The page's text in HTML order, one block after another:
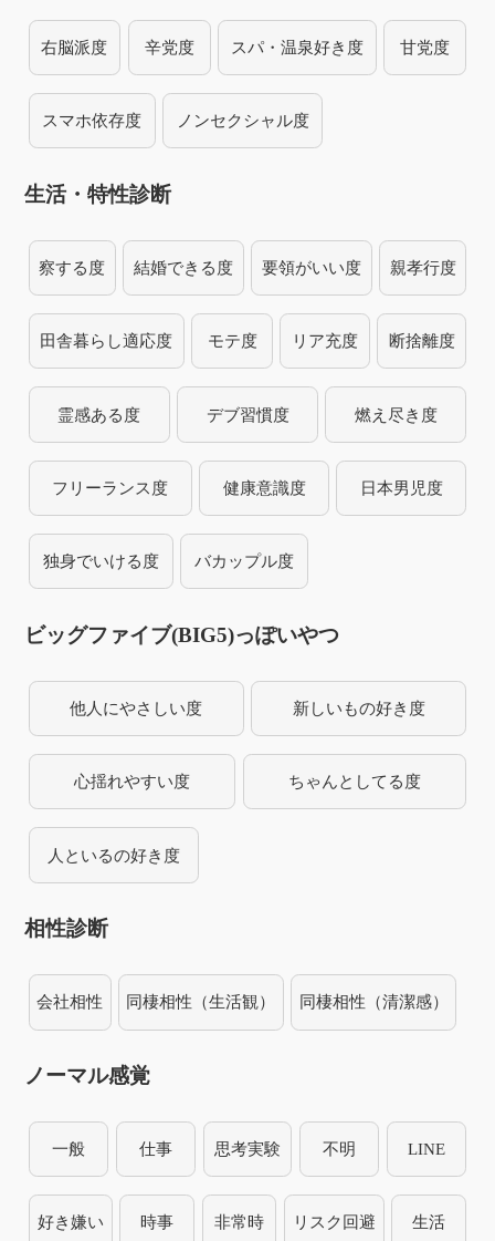
右脳派度 辛党度 スパ・温泉好き度 甘党度
スマホ依存度 ノンセクシャル度
生活・特性診断
察する度 結婚できる度 要領がいい度 親孝行度
田舎暮らし適応度 モテ度 リア充度 断捨離度
霊感ある度 デブ習慣度 燃え尽き度
フリーランス度 健康意識度 日本男児度
独身でいける度 バカップル度
ビッグファイブ(BIG5)っぽいやつ
他人にやさしい度 新しいもの好き度
心揺れやすい度 ちゃんとしてる度
人といるの好き度
相性診断
会社相性 同棲相性（生活観） 同棲相性（清潔感）
ノーマル感覚
一般 仕事 思考実験 不明 LINE
好き嫌い 時事 非常時 リスク回避 生活